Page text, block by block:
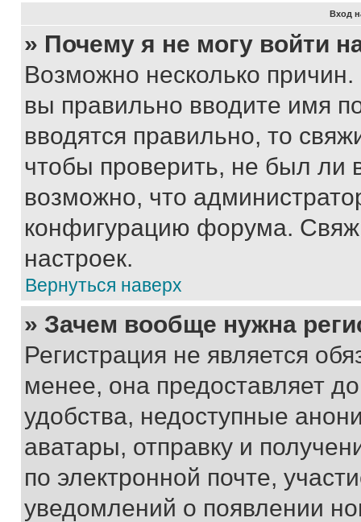
Вход
» Почему я не могу войти
Возможно несколько
вы правильно вводите имя
вводятся правильно, то
чтобы проверить, не был ли
возможно, что
конфигурацию форума.
настроек.
Вернуться наверх
» Зачем вообще нужна
Регистрация не является
менее, она предоставляет
удобства, недоступные
аватары, отправку и
по электронной почте,
уведомлений о появлении